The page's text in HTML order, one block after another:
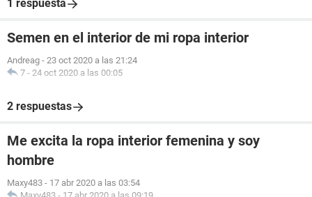
1 respuesta
Semen en el interior de mi ropa interior
Andreag - 23 oct 2020 a las 21:24
7 - 24 oct 2020 a las 00:05
2 respuestas
Me excita la ropa interior femenina y soy
hombre
Maxy483 - 17 abr 2020 a las 03:54